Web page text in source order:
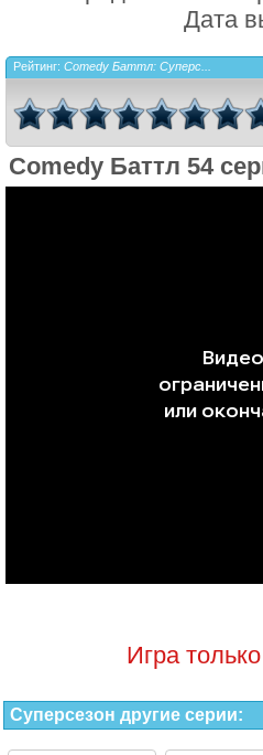
Дата
Рейтинг: Comedy Баттл: Суперс...
Comedy Баттл 54
Игра
Суперсезон другие серии: